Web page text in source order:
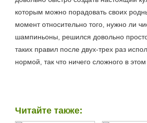
которым можно порадовать своих
момент относительно того, нужно ли
шампиньоны, решился довольно
таких правил после двух-трех раз
нормой, так что ничего сложного в этом
Читайте также: